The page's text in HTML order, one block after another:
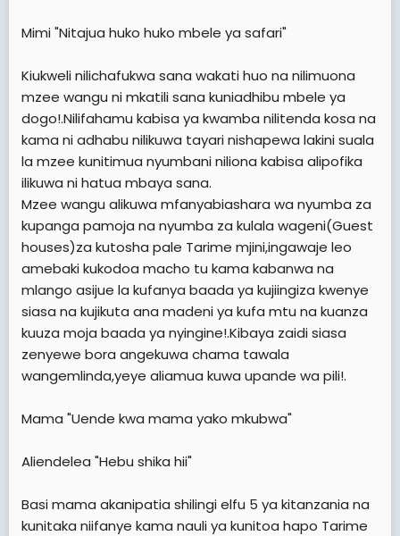
Mimi "Nitajua huko huko mbele ya safari"
Kiukweli nilichafukwa sana wakati huo na nilimuona
mzee wangu ni mkatili sana kuniadhibu mbele ya
dogo!.Nilifahamu kabisa ya kwamba nilitenda kosa na
kama ni adhabu nilikuwa tayari nishapewa lakini suala
la mzee kunitimua nyumbani niliona kabisa alipofika
ilikuwa ni hatua mbaya sana.
Mzee wangu alikuwa mfanyabiashara wa nyumba za
kupanga pamoja na nyumba za kulala wageni(Guest
houses)za kutosha pale Tarime mjini,ingawaje leo
amebaki kukodoa macho tu kama kabanwa na
mlango asijue la kufanya baada ya kujiingiza kwenye
siasa na kujikuta ana madeni ya kufa mtu na kuanza
kuuza moja baada ya nyingine!.Kibaya zaidi siasa
zenyewe bora angekuwa chama tawala
wangemlinda,yeye aliamua kuwa upande wa pili!.
Mama "Uende kwa mama yako mkubwa"
Aliendelea "Hebu shika hii"
Basi mama akanipatia shilingi elfu 5 ya kitanzania na
kunitaka niifanye kama nauli ya kunitoa hapo Tarime